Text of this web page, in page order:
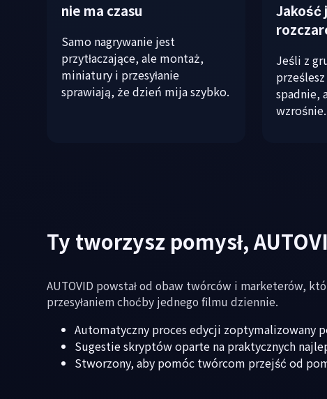
nie ma czasu
Samo nagrywanie jest
przytłaczające, ale montaż,
miniatury i przesyłanie
sprawiają, że dzień mija szybko.
Jakość
Jeśli z
spadnie,
wzrośnie.
Ty tworzysz pomysł,
AUTOVID powstał od obaw twórców i marketerów,
przesyłaniem choćby jednego filmu dziennie.
Automatyczny proces edycji zoptymalizowany
Sugestie skryptów oparte na praktycznych
Stworzony, aby pomóc twórcom przejść od